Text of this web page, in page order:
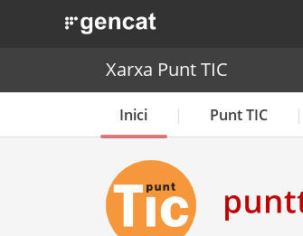
. Obre en una nova finestra.
Xarxa Punt TIC
Inici Punt TIC